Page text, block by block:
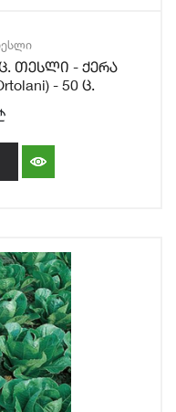
თესლი - ქერა
- 50 ც.